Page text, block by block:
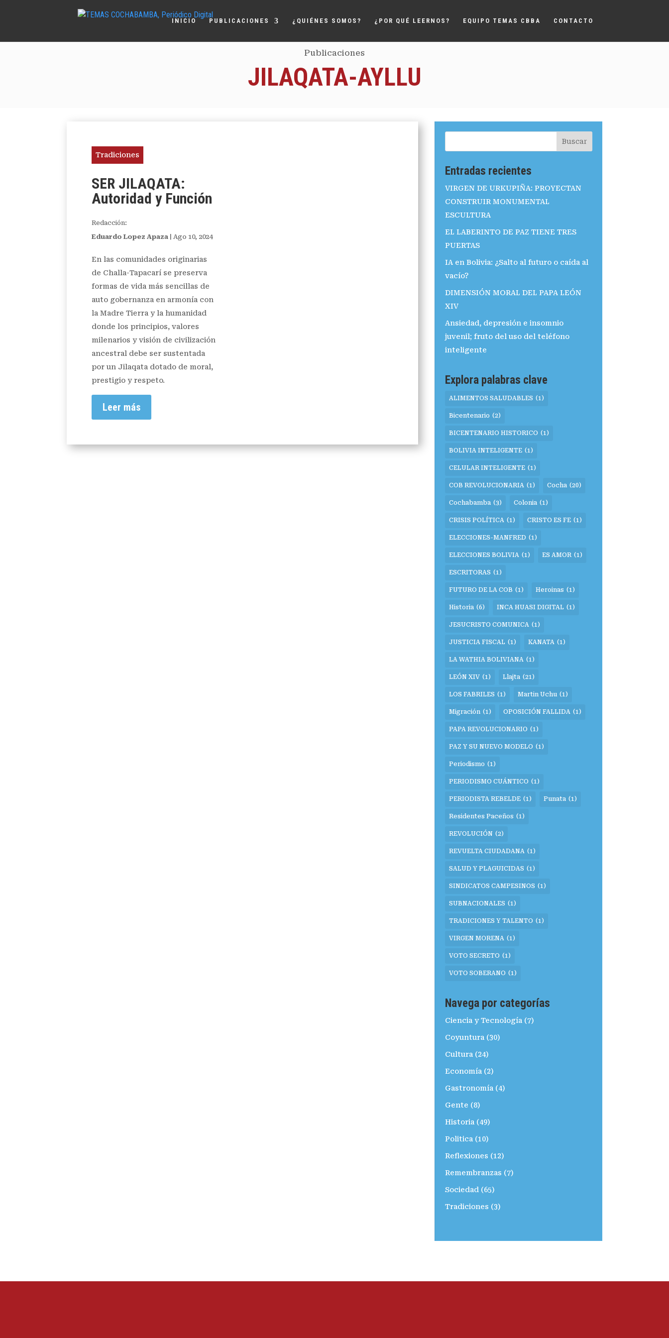
INICIO PUBLICACIONES ¿QUIÉNES SOMOS? ¿POR QUÉ LEERNOS? EQUIPO TEMAS CBBA CONTACTO
Publicaciones
JILAQATA-AYLLU
Tradiciones
SER JILAQATA:
Autoridad y Función
Redacción:
Eduardo Lopez Apaza | Ago 10, 2024
En las comunidades originarias
de Challa-Tapacarí se preserva
formas de vida más sencillas de
auto gobernanza en armonía con
la Madre Tierra y la humanidad
donde los principios, valores
milenarios y visión de civilización
ancestral debe ser sustentada
por un Jilaqata dotado de moral,
prestigio y respeto.
Leer más
Buscar
Entradas recientes
VIRGEN DE URKUPIÑA: PROYECTAN
CONSTRUIR MONUMENTAL
ESCULTURA
EL LABERINTO DE PAZ TIENE TRES
PUERTAS
IA en Bolivia: ¿Salto al futuro o caída al
vacío?
DIMENSIÓN MORAL DEL PAPA LEÓN
XIV
Ansiedad, depresión e insomnio
juvenil; fruto del uso del teléfono
inteligente
Explora palabras clave
ALIMENTOS SALUDABLES (1)
Bicentenario (2)
BICENTENARIO HISTORICO (1)
BOLIVIA INTELIGENTE (1)
CELULAR INTELIGENTE (1)
COB REVOLUCIONARIA (1) Cocha (20)
Cochabamba (3) Colonia (1)
CRISIS POLÍTICA (1) CRISTO ES FE (1)
ELECCIONES-MANFRED (1)
ELECCIONES BOLIVIA (1) ES AMOR (1)
ESCRITORAS (1)
FUTURO DE LA COB (1) Heroinas (1)
Historia (6) INCA HUASI DIGITAL (1)
JESUCRISTO COMUNICA (1)
JUSTICIA FISCAL (1) KANATA (1)
LA WATHIA BOLIVIANA (1)
LEÓN XIV (1) Llajta (21)
LOS FABRILES (1) Martin Uchu (1)
Migración (1) OPOSICIÓN FALLIDA (1)
PAPA REVOLUCIONARIO (1)
PAZ Y SU NUEVO MODELO (1)
Periodismo (1)
PERIODISMO CUÁNTICO (1)
PERIODISTA REBELDE (1) Punata (1)
Residentes Paceños (1)
REVOLUCIÓN (2)
REVUELTA CIUDADANA (1)
SALUD Y PLAGUICIDAS (1)
SINDICATOS CAMPESINOS (1)
SUBNACIONALES (1)
TRADICIONES Y TALENTO (1)
VIRGEN MORENA (1)
VOTO SECRETO (1)
VOTO SOBERANO (1)
Navega por categorías
Ciencia y Tecnología (7)
Coyuntura (30)
Cultura (24)
Economía (2)
Gastronomía (4)
Gente (8)
Historia (49)
Politica (10)
Reflexiones (12)
Remembranzas (7)
Sociedad (65)
Tradiciones (3)